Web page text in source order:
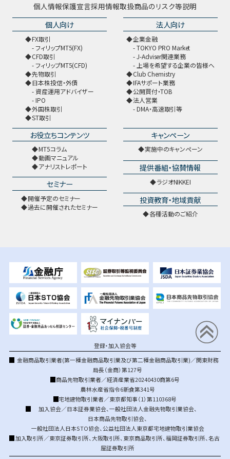
個人情報保護宣言採用情報取扱商品のリスク等説明
個人向け
FX取引
フィリップMT5(FX)
CFD取引
フィリップMT5(CFD)
先物取引
日本株投信・外債
資産運用アドバイザー
IPO
外国株取引
ST取引
法人向け
企業金融
TOKYO PRO Market
J-Adviser関連業務
上場を希望する企業の皆様へ
Club Chemistry
IFAサポート業務
公開買付・TOB
法人営業
DMA・高速取引等
お役立ちコンテンツ
MT5コラム
動画マニュアル
アナリストレポート
セミナー
開催予定のセミナー
過去に開催されたセミナー
キャンペーン
実施中のキャンペーン
提供番組・協賛情報
ラジオNIKKEI
投資教育・地域貢献
各種活動のご紹介
登録・加入協会等
金融商品取引業者(第一種金融商品取引業及び第二種金融商品取引業)／関東財務
局長（金商）第127号
商品先物取引業者／経済産業省20240430商第6号
農林水産省指令6新食第341号
宅地建物取引業者／東京都知事（1）第110368号
加入協会／日本証券業協会、 一般社団法人金融先物取引業協会、
日本商品先物取引協会、
一般社団法人日本STO協会、 公益社団法人東京都宅地建物取引業協会
加入取引所／東京証券取引所、大阪取引所、 東京商品取引所、福岡証券取引所、名古
屋証券取引所